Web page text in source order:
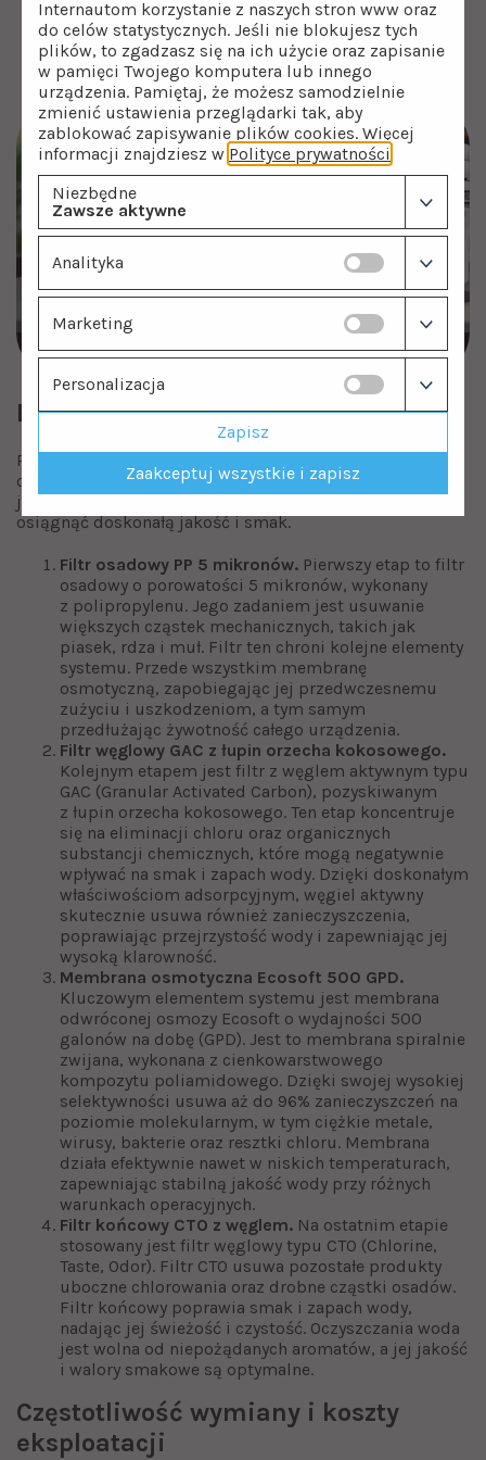
RObust 1500 jest także certyfikowany zgodnie
z dyrektywami nowego podejścia EC. Masz
pewność, że urządzenie pracuje bezpiecznie
i spełnia wszystkie wymagane standardy.
Etapy filtrowania wody
RObust 1500 wykorzystuje zaawansowany,
czterostopniowy system filtracji, dzięki któremu woda
jest oczyszczana na poziomie molekularnym, co pozwala
osiągnąć doskonałą jakość i smak.
Filtr osadowy PP 5 mikronów. Pierwszy etap to filtr
osadowy o porowatości 5 mikronów, wykonany
z polipropylenu. Jego zadaniem jest usuwanie
większych cząstek mechanicznych, takich jak
piasek, rdza i muł. Filtr ten chroni kolejne elementy
systemu. Przede wszystkim membranę
osmotyczną, zapobiegając jej przedwczesnemu
zużyciu i uszkodzeniom, a tym samym
przedłużając żywotność całego urządzenia.
Filtr węglowy GAC z łupin orzecha kokosowego.
Kolejnym etapem jest filtr z węglem aktywnym typu
GAC (Granular Activated Carbon), pozyskiwanym
z łupin orzecha kokosowego. Ten etap koncentruje
się na eliminacji chloru oraz organicznych
substancji chemicznych, które mogą negatywnie
wpływać na smak i zapach wody. Dzięki doskonałym
właściwościom adsorpcyjnym, węgiel aktywny
skutecznie usuwa również zanieczyszczenia,
poprawiając przejrzystość wody i zapewniając jej
wysoką klarowność.
Membrana osmotyczna Ecosoft 500 GPD.
Kluczowym elementem systemu jest membrana
odwróconej osmozy Ecosoft o wydajności 500
galonów na dobę (GPD). Jest to membrana spiralnie
zwijana, wykonana z cienkowarstwowego
kompozytu poliamidowego. Dzięki swojej wysokiej
selektywności usuwa aż do 96% zanieczyszczeń na
poziomie molekularnym, w tym ciężkie metale,
wirusy, bakterie oraz resztki chloru. Membrana
działa efektywnie nawet w niskich temperaturach,
zapewniając stabilną jakość wody przy różnych
warunkach operacyjnych.
Filtr końcowy CTO z węglem. Na ostatnim etapie
stosowany jest filtr węglowy typu CTO (Chlorine,
Taste, Odor). Filtr CTO usuwa pozostałe produkty
uboczne chlorowania oraz drobne cząstki osadów.
Filtr końcowy poprawia smak i zapach wody,
nadając jej świeżość i czystość. Oczyszczania woda
jest wolna od niepożądanych aromatów, a jej jakość
i walory smakowe są optymalne.
Częstotliwość wymiany i koszty
eksploatacji
Internautom korzystanie z naszych stron www oraz
do celów statystycznych. Jeśli nie blokujesz tych
plików, to zgadzasz się na ich użycie oraz zapisanie
w pamięci Twojego komputera lub innego
urządzenia. Pamiętaj, że możesz samodzielnie
zmienić ustawienia przeglądarki tak, aby
zablokować zapisywanie plików cookies. Więcej
informacji znajdziesz w Polityce prywatności
Niezbędne
Zawsze aktywne
Analityka
Marketing
Personalizacja
Zapisz
Zaakceptuj wszystkie i zapisz